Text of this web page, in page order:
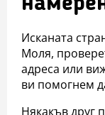
Исканата
Моля,
адреса или
ви помогнем
Някакъв друг